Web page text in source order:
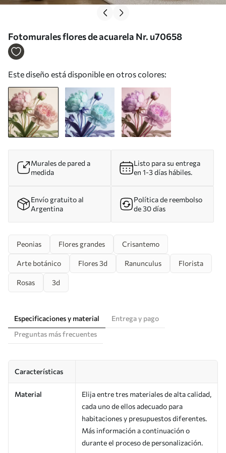
Fotomurales flores de acuarela Nr. u70658
Este diseño está disponible en otros colores:
Murales de pared a
medida
Listo para su entrega
en 1-3 días hábiles.
Envío gratuito al
Argentina
Política de reembolso
de 30 días
Peonias Flores grandes Crisantemo
Arte botánico Flores 3d Ranunculus Florista
Rosas 3d
Especificaciones y material
Entrega y pago
Preguntas más frecuentes
Características
Material
Elija entre tres materiales de alta calidad,
cada uno de ellos adecuado para
habitaciones y presupuestos diferentes.
Más información a continuación o
durante el proceso de personalización.